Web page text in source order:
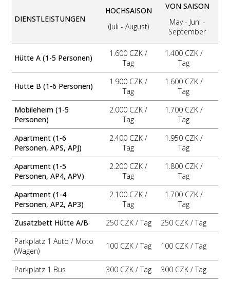
DIENSTLEISTUNGEN
HOCHSAISON
(Juli - August)
VON SAISON
May - Juni -
September
Hütte A (1-5 Personen)
1.600 CZK /
Tag
1.400 CZK /
Tag
Hütte B (1-6 Personen)
1.900 CZK /
Tag
1.600 CZK /
Tag
Mobileheim (1-5
Personen)
2.000 CZK /
Tag
1.700 CZK /
Tag
Apartment (1-6
Personen, APS, APJ)
2.400 CZK /
Tag
1.950 CZK /
Tag
Apartment (1-5
Personen, AP4, APV)
2.200 CZK /
Tag
1.800 CZK /
Tag
Apartment (1-4
Personen, AP2, AP3)
2.100 CZK /
Tag
1.700 CZK /
Tag
Zusatzbett Hütte A/B
250 CZK / Tag
250 CZK / Tag
Parkplatz 1 Auto / Moto
(Wagen)
100 CZK / Tag 100 CZK / Tag
Parkplatz 1 Bus 300 CZK / Tag
300 CZK / Tag